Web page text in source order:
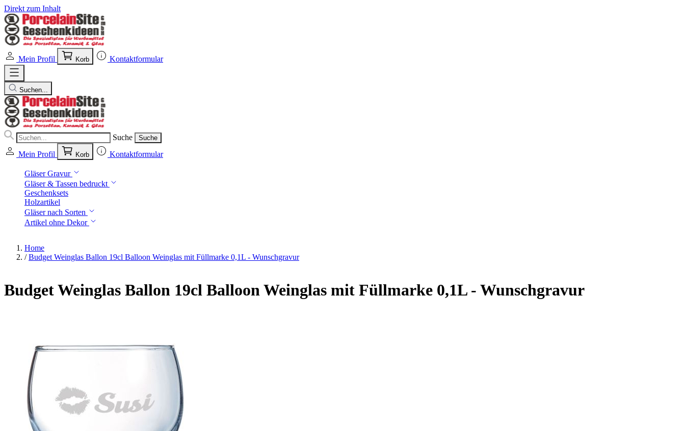
Direkt zum Inhalt
Mein Profil Korb Kontaktformular
Suchen...
Suche Suche
Mein Profil Korb Kontaktformular
Gläser Gravur
Gläser & Tassen bedruckt
Geschenksets
Holzartikel
Gläser nach Sorten
Artikel ohne Dekor
Home
/ Budget Weinglas Ballon 19cl Balloon Weinglas mit Füllmarke 0,1L - Wunschgravur
Budget Weinglas Ballon 19cl Balloon Weinglas mit Füllmarke 0,1L - Wunschgravur